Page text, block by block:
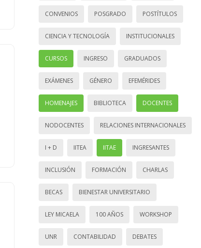
CONVENIOS POSGRADO POSTÍTULOS
CIENCIA Y TECNOLOGÍA INSTITUCIONALES
CURSOS INGRESO GRADUADOS
EXÁMENES GÉNERO EFEMÉRIDES
HOMENAJES BIBLIOTECA DOCENTES
NODOCENTES RELACIONES INTERNACIONALES
I + D IITEA IITAE INGRESANTES
INCLUSIÓN FORMACIÓN CHARLAS
BECAS BIENESTAR UNIVERSITARIO
LEY MICAELA 100 AÑOS WORKSHOP
UNR CONTABILIDAD DEBATES